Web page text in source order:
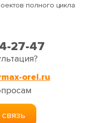
полного цикла
27-47
orel.ru